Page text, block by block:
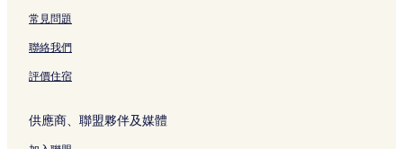
台中 4 星級酒店
和平區的溫泉酒店
清水區酒店
台中港火車站附近的酒店
常見問題
聯絡我們
評價住宿
供應商、聯盟夥伴及媒體